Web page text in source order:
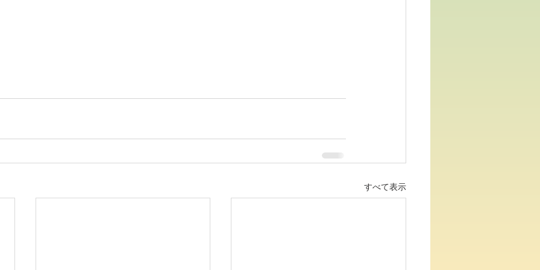
すべて表示